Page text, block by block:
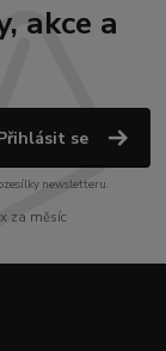
akce a
se
newsletteru.
za měsíc